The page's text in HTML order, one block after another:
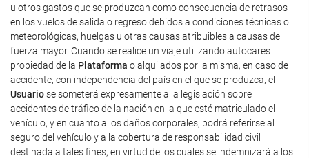
u otros gastos que se produzcan como consecuencia de retrasos
en los vuelos de salida o regreso debidos a condiciones técnicas o
meteorológicas, huelgas u otras causas atribuibles a causas de
fuerza mayor. Cuando se realice un viaje utilizando autocares
propiedad de la Plataforma o alquilados por la misma, en caso de
accidente, con independencia del país en el que se produzca, el
Usuariose someterá expresamente a la legislación sobre
accidentes de tráfico de la nación en la que esté matriculado el
vehículo, y en cuanto a los daños corporales, podrá referirse al
seguro del vehículo y a la cobertura de responsabilidad civil
destinada a tales fines, en virtud de los cuales se indemnizará a los